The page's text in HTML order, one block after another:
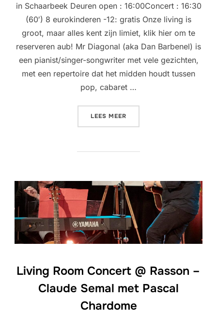
in Schaarbeek Deuren open : 16:00Concert : 16:30
(60′) 8 eurokinderen -12: gratis Onze living is
groot, maar alles kent zijn limiet, klik hier om te
reserveren aub! Mr Diagonal (aka Dan Barbenel) is
een pianist/singer-songwriter met vele gezichten,
met een repertoire dat het midden houdt tussen
pop, cabaret …
LEES MEER
Living Room Concert @ Rasson –
Claude Semal met Pascal
Chardome